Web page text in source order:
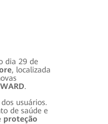
dia 29 de
, localizada
.
usuários.
de saúde e
proteção